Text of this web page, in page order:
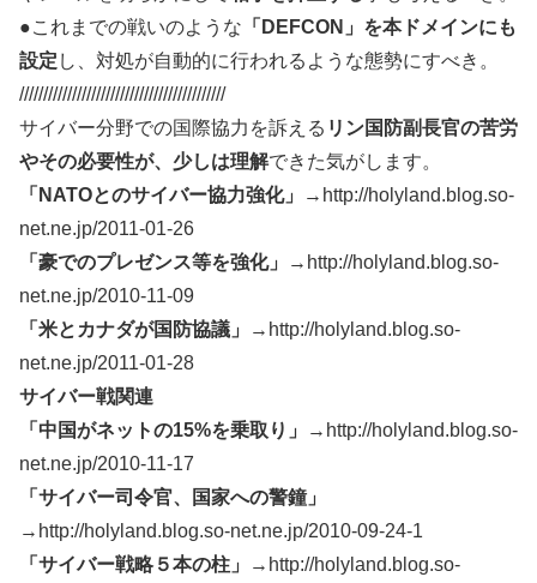
●これまでの戦いのような 「DEFCON」を本ドメインにも
設定 し、対処が自動的に行われるような態勢にすべき。
///////////////////////////////////////////
サイバー分野での国際協力を訴える リン国防副長官の苦労
やその必要性が、少しは理解できた気がします。
「NATOとのサイバー協力強化」
→http://holyland.blog.so-
net.ne.jp/2011-01-26
「豪でのプレゼンス等を強化」
→http://holyland.blog.so-
net.ne.jp/2010-11-09
「米とカナダが国防協議」
→http://holyland.blog.so-
net.ne.jp/2011-01-28
サイバー戦関連
「中国がネットの15%を乗取り」
→http://holyland.blog.so-
net.ne.jp/2010-11-17
「サイバー司令官、国家への警鐘」
→http://holyland.blog.so-net.ne.jp/2010-09-24-1
「サイバー戦略５本の柱」
→http://holyland.blog.so-